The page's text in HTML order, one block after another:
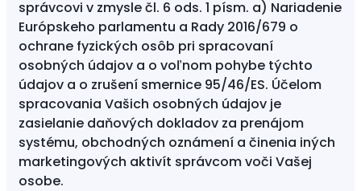
správcovi v zmysle čl. 6 ods. 1 písm. a) Nariadenie
Európskeho parlamentu a Rady 2016/679 o
ochrane fyzických osôb pri spracovaní
osobných údajov a o voľnom pohybe týchto
údajov a o zrušení smernice 95/46/ES. Účelom
spracovania Vašich osobných údajov je
zasielanie daňových dokladov za prenájom
systému, obchodných oznámení a činenia iných
marketingových aktivít správcom voči Vašej
osobe.